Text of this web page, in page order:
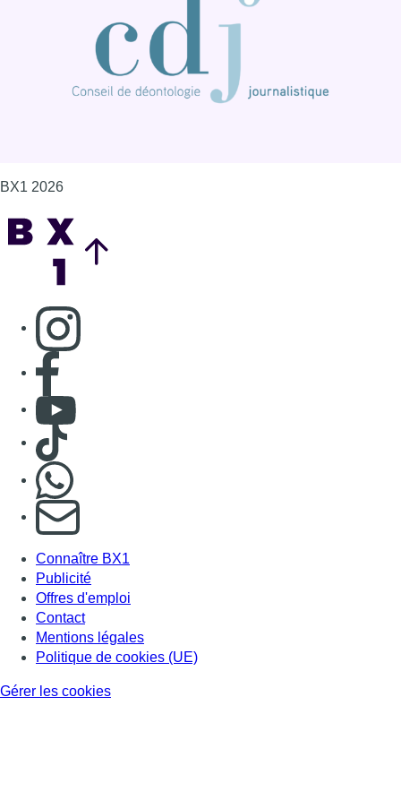
Consulter page Instagram
S'abonner à notre newsletter
Connaître BX1
Publicité
Offres d'emploi
Contact
Mentions légales
Politique de cookies (UE)
Gérer les cookies